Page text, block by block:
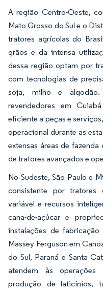
A região Centro-Oeste,
Mato Grosso do Sul e o
tratores agrícolas do
grãos e da intensa
dessa região optam por
com tecnologias de
soja, milho e
revendedores em
eficiente a peças e
operacional durante as
extensas áreas de
de tratores avançados e
No Sudeste, São Paulo e
consistente por tratores
variável e recursos
cana-de-açúcar e
instalações de
Massey Ferguson em
do Sul, Paraná e Santa
atendem às operações
produção de laticínios,